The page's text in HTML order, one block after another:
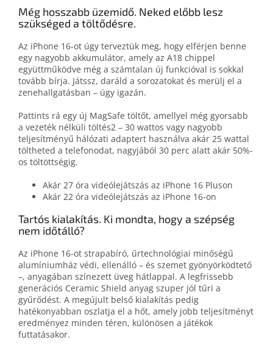
Még hosszabb üzemidő. Neked előbb lesz
szükséged a töltődésre.
Az iPhone 16-ot úgy terveztük meg, hogy elférjen benne
egy nagyobb akkumulátor, amely az A18 chippel
együttműködve még a számtalan új funkcióval is sokkal
tovább bírja. Játssz, daráld a sorozatokat és merülj el a
zenehallgatásban – úgy igazán.
Pattints rá egy új MagSafe töltőt, amellyel még gyorsabb
a vezeték nélküli töltés2 – 30 wattos vagy nagyobb
teljesítményű hálózati adaptert használva akár 25 wattal
töltheted a telefonodat, nagyjából 30 perc alatt akár 50%-
os töltöttségig.
Akár 27 óra videólejátszás az iPhone 16 Pluson
Akár 22 óra videólejátszás az iPhone 16-on
Tartós kialakítás. Ki mondta, hogy a szépség
nem időtálló?
Az iPhone 16-ot strapabíró, űrtechnológiai minőségű
alumíniumház védi, ellenálló – és szemet gyönyörködtető
–, anyagában színezett üveg hátlappal. A legfrissebb
generációs Ceramic Shield anyag szuper jól tűri a
gyűrődést. A megújult belső kialakítás pedig
hatékonyabban oszlatja el a hőt, amely jobb teljesítményt
eredményez minden téren, különösen a játékok
futtatásakor.